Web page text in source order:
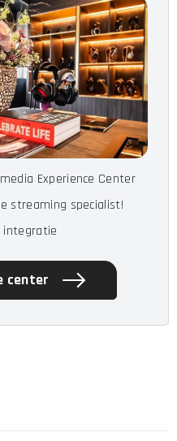
Experience Center
streaming specialist!
integratie
center